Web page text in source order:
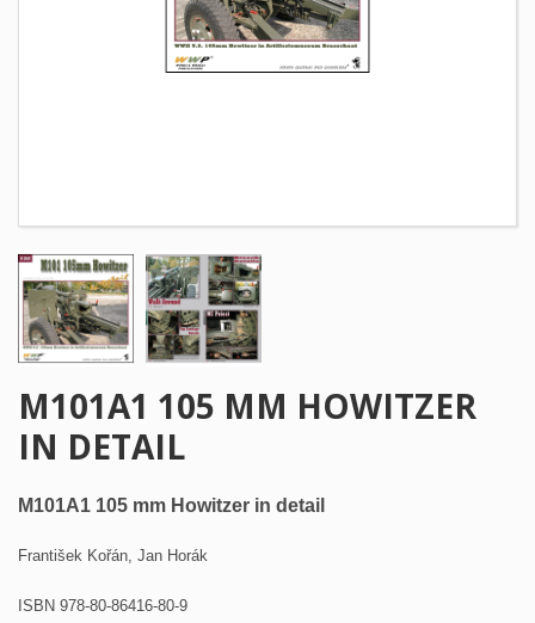
M101A1 105 MM HOWITZER
IN DETAIL
M101A1 105 mm Howitzer in detail
František Kořán, Jan Horák
ISBN 978-80-86416-80-9